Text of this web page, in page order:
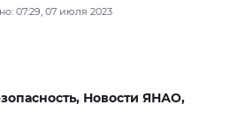
07:29, 07 июля 2023
Новости ЯНАО,